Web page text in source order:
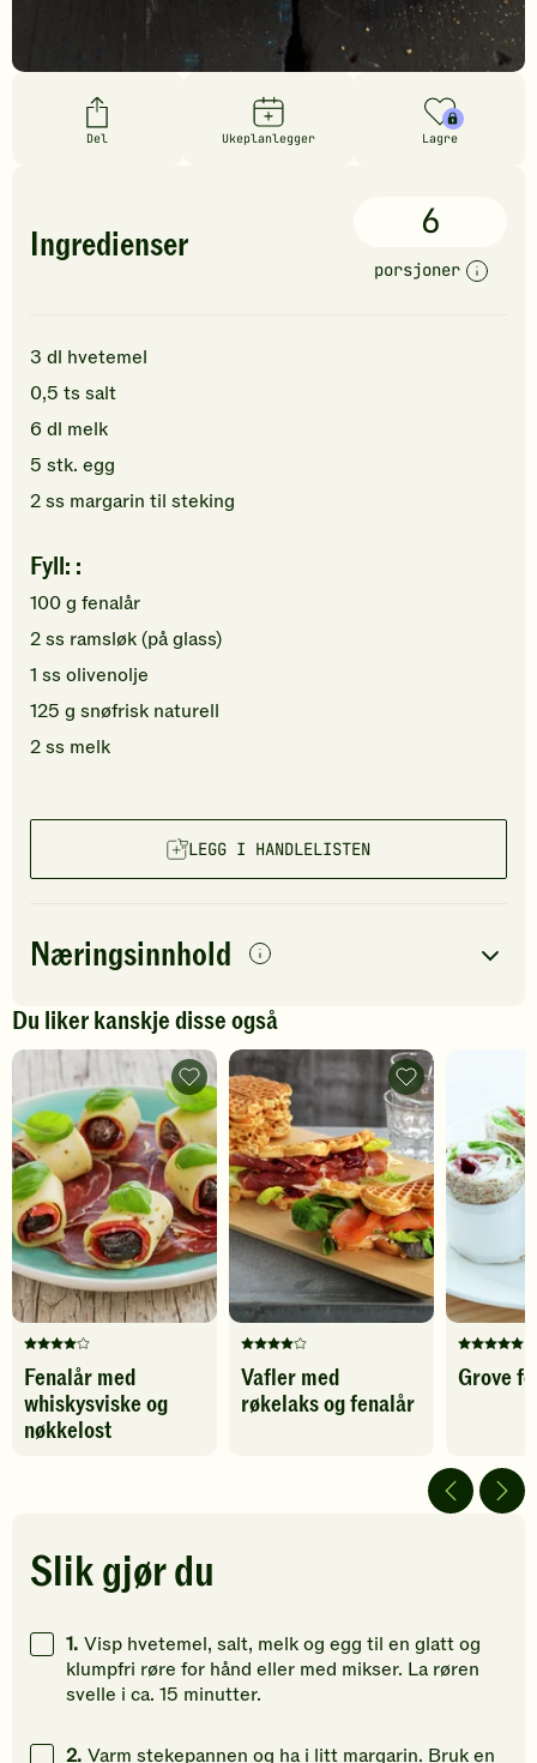
Del Ukeplanlegger Lagre
Ingredienser
6
porsjoner
3 dl hvetemel
0,5 ts salt
6 dl melk
5 stk. egg
2ss margarin til steking
Fyll: :
100g fenalår
2ss ramsløk (på glass)
1 ss olivenolje
125 g snøfrisk naturell
2ss melk
LEGG I HANDLELISTEN
Næringsinnhold
per porsjon
Navn på
næringsstoffet antall
Energi
Fett
g
Protein
20g
Karbohydrater
22g
Du liker kanskje disse også
Denne
oppskriften
har
fått
Klikk
for
gi
din
vurdering.
Fenalår med
whiskysviske og
nøkkelost
Fenalår
med
whiskysviske
og
nøkkelost
-
legg
til
favoritter
Denne
oppskriften
har
din
vurdering.
Vafler med
røkelaks og fenalår
Vafler
med
røkelaks
og
fenalår
-
legg
til
favoritter
Denne
av
5
din
Grove
Slik gjør du
1. Visp hvetemel, salt, melk og egg til en glatt og
klumpfri røre for hånd eller med mikser. La røren
svelle i ca. 15 minutter.
2. Varm stekepannen og ha i litt margarin. Bruk en